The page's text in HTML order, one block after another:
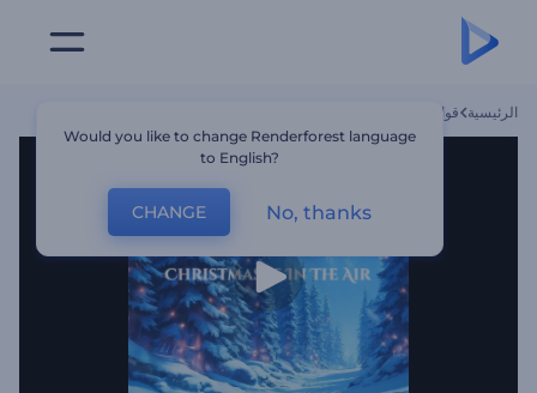
الرئيسية قوالب
Would you like to change Renderforest language
to English?
CHANGE No, thanks